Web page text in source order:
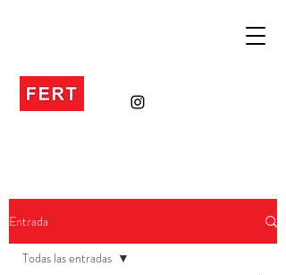
Entrada
Todas las entradas